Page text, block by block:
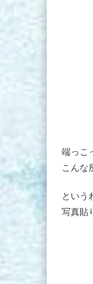
端っこ
こんな
という
写真貼